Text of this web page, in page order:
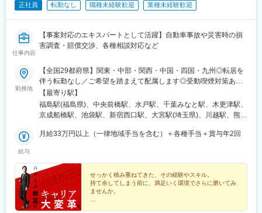
ンター前駅、函館駅、弘前駅、青葉通一番町駅、愛宕橋駅、長井
駅、立川北駅、八王子駅、神田駅(東京都)、石川町駅、関内駅、新
高島駅、大庭駅、新富町駅(富山県)、福井城址大名町駅、遠州病院
京都市役所前駅、心斎橋駅、東梅田駅、元町駅(兵庫県)、三宮・花
時計前駅、山陽姫路駅、岡山駅、稲荷町駅(広島県)、中電前駅、眉
山ロープウェイ山麓駅、高松築港駅、堀詰駅、西小倉駅、東中間
駅、花畑駅、原爆資料館駅、中佐世保駅、通町筋駅、加治屋町
駅、牧志駅、市役所前駅(北海道)、勾当台公園駅、宮城野通駅、宇
都宮駅東口駅、秩父駅、千葉中央駅、東海神駅、神保町駅、湯島
駅、小伝馬町駅、仲御徒町駅、奥沢駅、立川南駅、秋葉原駅、日
橋駅、大阪梅田駅(阪神線)、神戸三宮駅(阪急・神戸高速)、田町駅
(岡山県)、松川町駅、本通駅、瓦町駅、南堀端駅、デンテツターミ
ナルビル前駅、平和通駅、大橋駅(長崎県)、佐世保駅、九品寺交差
点駅、甲東中学校前駅、県庁前駅(沖縄県)
正社員 転勤なし 職種未経験歓迎 業種未経験歓迎
仕事内容
【事案対応のエキスパートとして活躍】自動車事故や災害時の損
害調査・賠償交渉、各種相談対応など
勤務地
【全国29都府県】関東・中部・関西・中国・四国・九州◎転居を
伴う転勤なし／ご希望を踏まえて配属します◎受動喫煙対策あり■
北海道・東北（福島）福島市■関東（群馬）前橋市（茨城）水戸市
（千葉）千葉市／木更津市／船橋市（東京）豊島区／新宿区（埼
玉）さいたま市／川越市／熊谷市（神奈川）横浜市／厚木市／海
潟）新潟市（長野）長野市／松本市／伊那市（福井）福井市（静
戸市／姫路市（奈良）奈良市（滋賀）大津市■中国（広島）広島市
／福山市■四国（香川）高松市■九州（福岡）福岡市／北九州市／
久留米市／飯塚市（大分）大分市（鹿児島）鹿児島市（熊本）熊
本市（長崎）長崎市
【最寄り駅】
福島駅(福島県)、中央前橋駅、水戸駅、千葉みなと駅、木更津駅、
京成船橋駅、池袋駅、新宿西口駅、大宮駅(埼玉県)、川越駅、熊谷
新潟駅、桜橋駅(富山県)、野町駅、長野駅、西松本駅、伊那北駅、
駅、みなと元町駅、新大宮駅、大津駅、紙屋町東駅、福山駅、片
原町駅(香川県)、博多駅、平和通駅、西鉄久留米駅、中洲川端駅、
新飯塚駅、大分駅、鹿児島中央駅前駅、西辛島町駅、五島町駅、
前橋駅、市役所前駅(千葉県)、船橋駅、東池袋駅、西新宿駅、馬車
道駅、海老名駅(相模線)、金手駅、荒町駅(富山県)、市役所前駅(長
給与
月給33万円以上（一律地域手当を含む）＋各種手当＋賞与年2回
せっかく積み重ねてきた、その経験やスキル。
持て余してしまう前に、満足いく環境でさらに磨いてみ
ませんか。